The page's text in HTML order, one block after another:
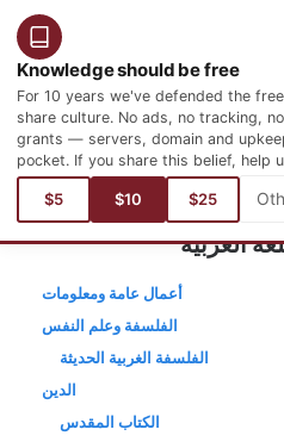
العربية
أعمال عامة ومعلومات
الفلسفة وعلم النفس
الفلسفة الغربية الحديثة
الدين
الكتاب المقدس
Knowledge should be free
For 10 years we've defended the
share culture. No ads, no tracking,
grants — servers, domain and
pocket. If you share this belief, help
$5 $10 $25